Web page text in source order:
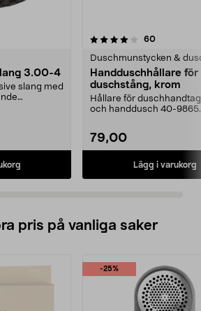
3.00-4
slang med
60
Duschmunstycken &
Handduschhållare
duschstång, krom
Hållare för
och handdusch 40-
79,00
Lägg i varukorg
4.0 av 5 stjärnor
pris på vanliga saker
-25%